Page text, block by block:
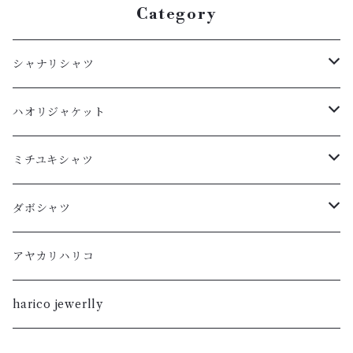
Category
シャナリシャツ
長袖
XL
L
半袖
XL
L
ハオリジャケット
L
M
S
ミチユキシャツ
L
M
S
ダボシャツ
柿渋
XL
暮染
アヤカリハリコ
harico jewerlly